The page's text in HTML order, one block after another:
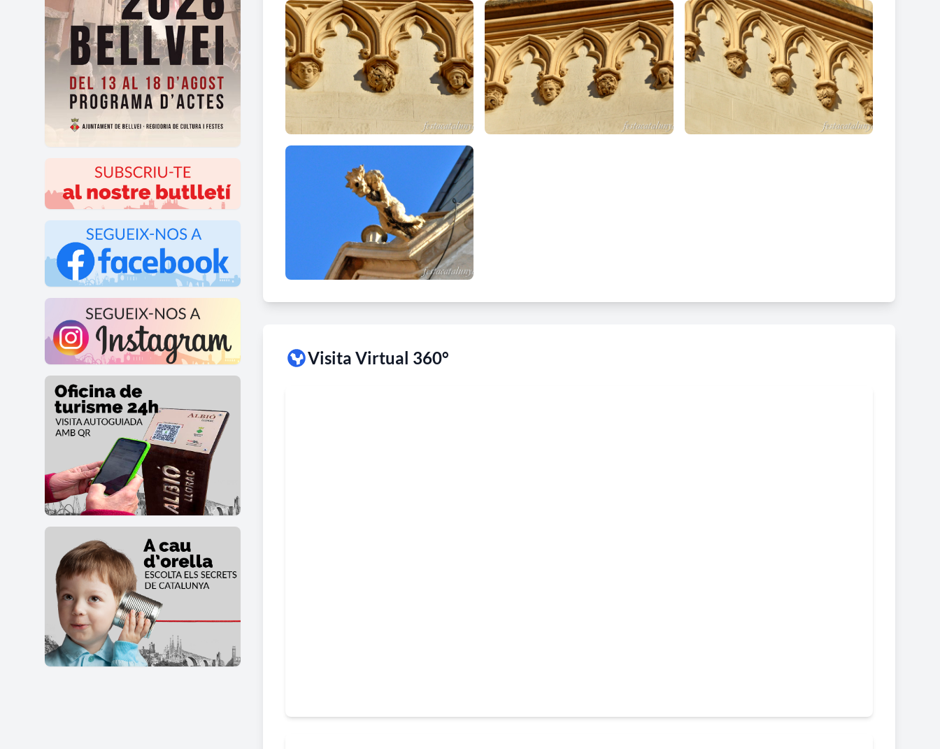
Visita Virtual 360°